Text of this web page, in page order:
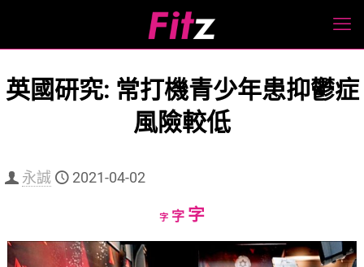
英國研究: 常打機青少年患抑鬱症
風險較低
永誠 2021-04-02
字Decrease
字Reset
size.
字Increase
size.